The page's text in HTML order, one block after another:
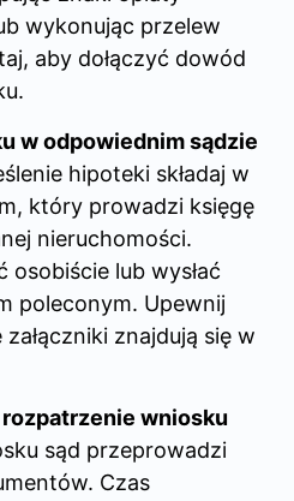
wykonując przelew
aby dołączyć dowód
w odpowiednim sądzie
hipoteki składaj w
który prowadzi księgę
nieruchomości.
osobiście lub wysłać
poleconym. Upewnij
znajdują się w
wniosku
sąd przeprowadzi
Czas